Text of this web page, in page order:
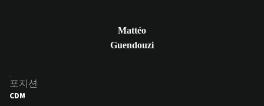
Mattéo
Guendouzi
포지션
CDM